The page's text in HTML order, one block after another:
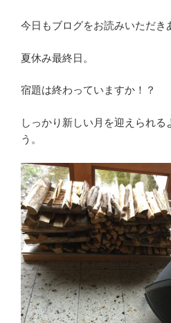
今日もブログをお読みいただき
夏休み最終日。
宿題は終わっていますか！？
しっかり新しい月を迎えられる
う。